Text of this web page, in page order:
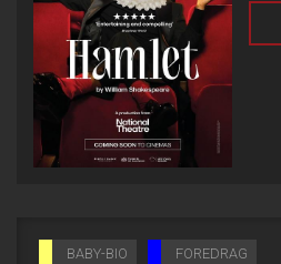
BABY-BIO FOREDRAG